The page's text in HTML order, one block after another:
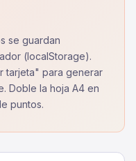
se guardan
(localStorage).
tarjeta" para generar
Doble la hoja A4 en
puntos.